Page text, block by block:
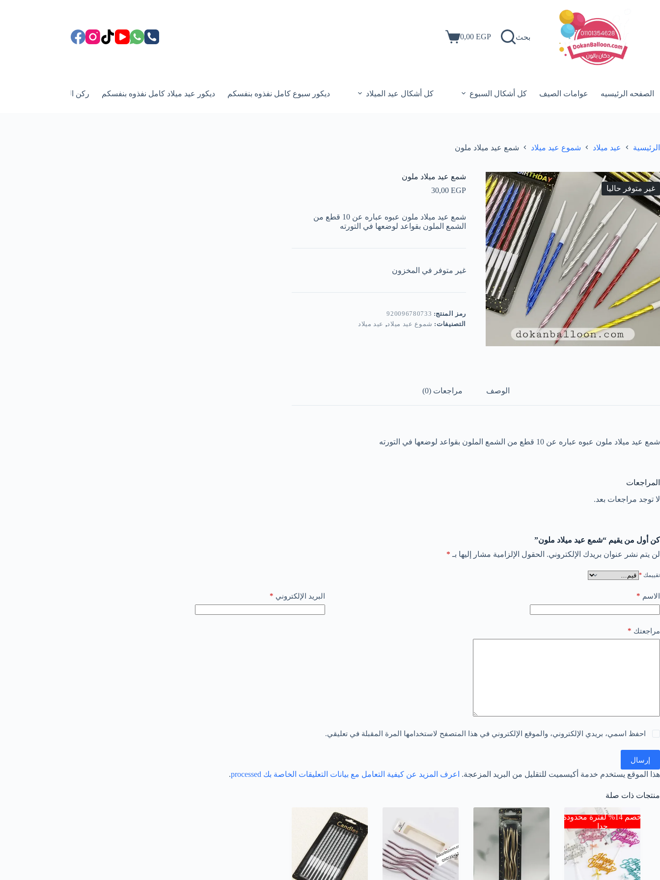
بحث
عربة
0,00 EGP
الصفحه الرئيسيه عوامات الصيف كل أشكال السبوع كل أشكال عيد الميلاد ديكور سبوع كامل نفذوه بنفسكم ديكور عيد ميلاد كامل نفذوه بنفسكم ركن الزفاف وعيد زواج
الرئيسية عيد ميلاد شموع عيد ميلاد شمع عيد ميلاد ملون
غير متوفر حاليا
شمع عيد ميلاد ملون
30,00 EGP
شمع عيد ميلاد ملون عبوه عباره عن 10 قطع من
الشمع الملون بقواعد لوضعها في التورته
غير متوفر في المخزون
رمز المنتج: 920096780733
التصنيفات: شموع عيد ميلاد, عيد ميلاد
الوصف مراجعات (0)
شمع عيد ميلاد ملون عبوه عباره عن 10 قطع من الشمع الملون بقواعد لوضعها في التورته
المراجعات
لا توجد مراجعات بعد.
كن أول من يقيم “شمع عيد ميلاد ملون”
لن يتم نشر عنوان بريدك الإلكتروني. الحقول الإلزامية مشار إليها بـ *
تقييمك *
الاسم * البريد الإلكتروني *
مراجعتك *
احفظ اسمي، بريدي الإلكتروني، والموقع الإلكتروني في هذا المتصفح لاستخدامها المرة المقبلة في تعليقي.
إرسال
هذا الموقع يستخدم خدمة أكيسميت للتقليل من البريد المزعجة. اعرف المزيد عن كيفية التعامل مع بيانات التعليقات الخاصة بك processed .
منتجات ذات صلة
خصم 14% لفترة محدودة
جدا